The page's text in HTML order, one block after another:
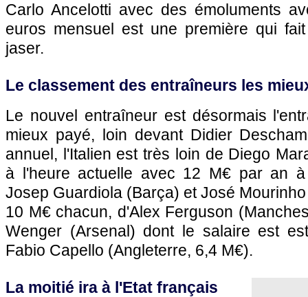
Carlo Ancelotti avec des émoluments
euros mensuel est une première qui
jaser.
Le classement des entraîneurs les
Le nouvel entraîneur est désormais
mieux payé, loin devant Didier
annuel, l'Italien est très loin de Diego
à l'heure actuelle avec 12 M€ par an
Josep Guardiola (Barça) et José
10 M€ chacun, d'Alex Ferguson
Wenger (Arsenal) dont le salaire est
Fabio Capello (Angleterre, 6,4 M€).
La moitié ira à l'Etat français